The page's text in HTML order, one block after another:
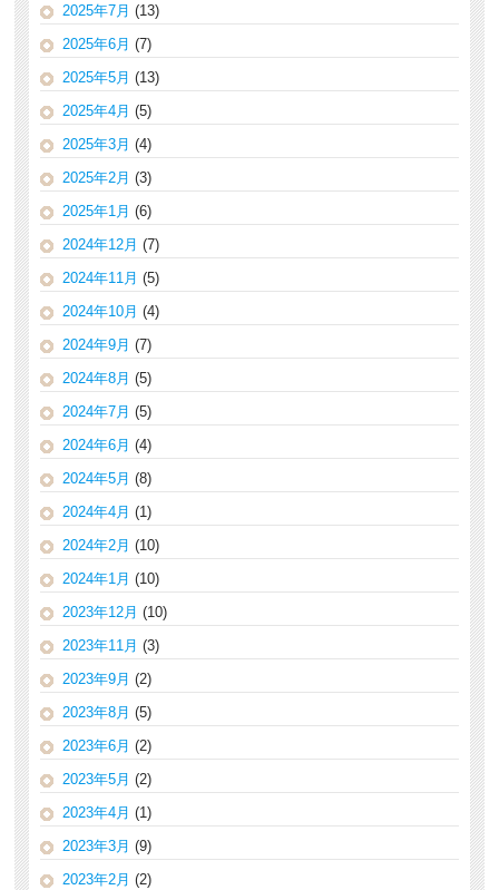
2025年7月 (13)
2025年6月 (7)
2025年5月 (13)
2025年4月 (5)
2025年3月 (4)
2025年2月 (3)
2025年1月 (6)
2024年12月 (7)
2024年11月 (5)
2024年10月 (4)
2024年9月 (7)
2024年8月 (5)
2024年7月 (5)
2024年6月 (4)
2024年5月 (8)
2024年4月 (1)
2024年2月 (10)
2024年1月 (10)
2023年12月 (10)
2023年11月 (3)
2023年9月 (2)
2023年8月 (5)
2023年6月 (2)
2023年5月 (2)
2023年4月 (1)
2023年3月 (9)
2023年2月 (2)